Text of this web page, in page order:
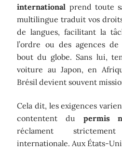
international prend toute
multilingue traduit vos
de langues, facilitant la
l’ordre ou des agences
bout du globe. Sans lui,
voiture au Japon, en
Brésil devient souvent
Cela dit, les exigences
contentent du permis
réclament
internationale. Aux États-